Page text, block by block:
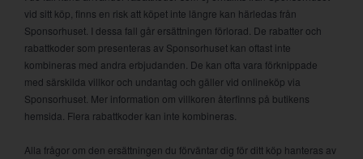
vid sitt köp, finns en risk att köpet inte längre kan härledas från
Sponsorhuset. I dessa fall går ersättningen förlorad. De rabatter och
rabattkoder som presenteras av Sponsorhuset kan oftast inte
kombineras med andra erbjudanden. De kan ofta vara förknippade
med särskilda villkor och undantag och gäller vid onlineköp via
Sponsorhuset. Mer information om villkoren återfinns på butikens
hemsida. Flera rabattkoder kan inte kombineras.
Alla frågor om den ersättningen du förväntar dig för ditt köp hanteras av